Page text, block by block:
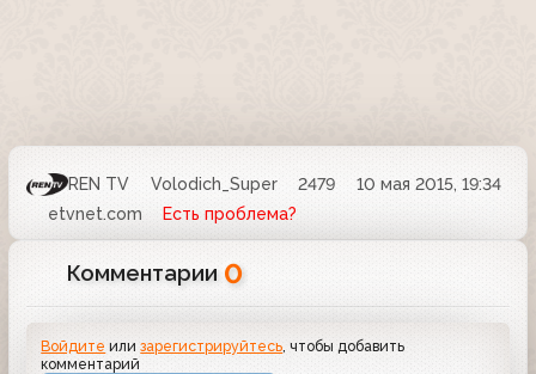
REN TV Volodich_Super 2479
10 мая 2015, 19:34
etvnet.com
Есть проблема?
Комментарии 0
Войдите илизарегистрируйтесь , чтобы добавить
комментарий